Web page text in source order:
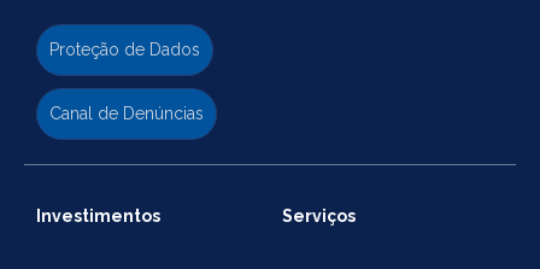
Proteção de Dados
Canal de Denúncias
Investimentos Serviços